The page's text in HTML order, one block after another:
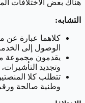
هناك بعض الاختلافات
التشابه:
كلاهما عبارة عن
الوصول إلى
يقدمون مجموعة
وتجديد
تتطلب كلا
وطنية صالحة